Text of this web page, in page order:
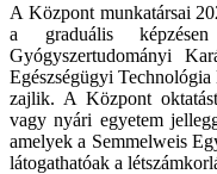
A Központ munkatársai
a graduális
Gyógyszertudományi
Egészségügyi
zajlik. A Központ
vagy nyári egyetem
amelyek a Semmelweis
látogathatóak a